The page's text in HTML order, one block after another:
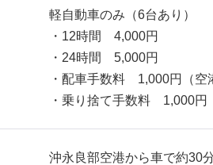
軽自動車のみ（6台あり）
・12時間 4,000円
・24時間 5,000円
・配車手数料 1,000円（空
・乗り捨て手数料 1,000円
沖永良部空港から車で約30